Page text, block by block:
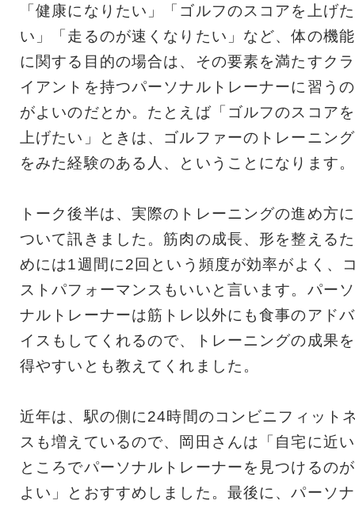
「健康になりたい」「ゴルフのスコアを上げた
い」「走るのが速くなりたい」など、体の機能
に関する目的の場合は、その要素を満たすクラ
イアントを持つパーソナルトレーナーに習うの
がよいのだとか。たとえば「ゴルフのスコアを
上げたい」ときは、ゴルファーのトレーニング
をみた経験のある人、ということになります。
トーク後半は、実際のトレーニングの進め方に
ついて訊きました。筋肉の成長、形を整えるた
めには1週間に2回という頻度が効率がよく、
ストパフォーマンスもいいと言います。パーソ
ナルトレーナーは筋トレ以外にも食事のアドバ
イスもしてくれるので、トレーニングの成果を
得やすいとも教えてくれました。
近年は、駅の側に24時間のコンビニフィット
スも増えているので、岡田さんは「自宅に近い
ところでパーソナルトレーナーを見つけるのが
よい」とおすすめしました。最後に、パーソナ